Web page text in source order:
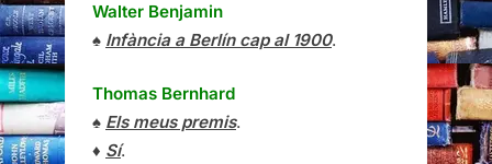
Walter Benjamin
♠ Infància a Berlín cap al 1900.
Thomas Bernhard
♠ Els meus premis.
♦ Sí.